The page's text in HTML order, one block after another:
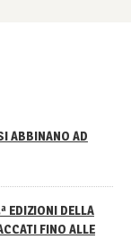
ABBINANO AD
EDIZIONI DELLA
FINO ALLE